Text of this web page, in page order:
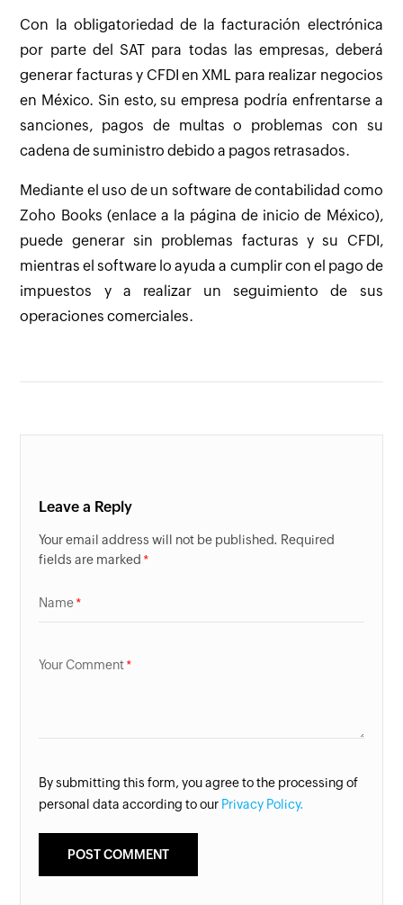
Con la obligatoriedad de la facturación electrónica
por parte del SAT para todas las empresas, deberá
generar facturas y CFDI en XML para realizar negocios
en México. Sin esto, su empresa podría enfrentarse a
sanciones, pagos de multas o problemas con su
cadena de suministro debido a pagos retrasados.
Mediante el uso de un software de contabilidad como
Zoho Books (enlace a la página de inicio de México),
puede generar sin problemas facturas y su CFDI,
mientras el software lo ayuda a cumplir con el pago de
impuestos y a realizar un seguimiento de sus
operaciones comerciales.
Leave a Reply
Your email address will not be published. Required
fields are marked
Name
Your Comment
By submitting this form, you agree to the processing of
personal data according to our Privacy Policy.